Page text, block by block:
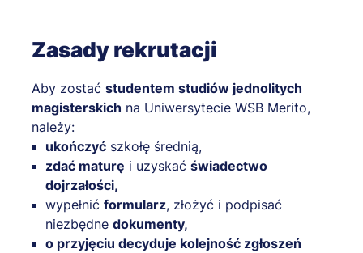
Zasady rekrutacji
Aby zostać studentem studiów jednolitych
magisterskich na Uniwersytecie WSB Merito,
należy:
ukończyć szkołę średnią,
zdać maturę i uzyskać świadectwo
dojrzałości,
wypełnić formularz, złożyć i podpisać
niezbędne dokumenty,
o przyjęciu decyduje kolejność zgłoszeń